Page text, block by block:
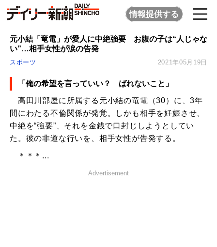
情報提供する
元小結「竜電」が愛人に中絶強要 お腹の子は“人じゃな
い”…相手女性が涙の告発
スポーツ 2021年05月19日
「俺の希望を言っていい？ ばれないこと」
高田川部屋に所属する元小結の竜電（30）に、3年
間にわたる不倫関係が発覚。しかも相手を妊娠させ、
中絶を“強要”、それを金銭で口封じしようとしてい
た。彼の非道な行いを、相手女性が告発する。
＊＊＊...
Advertisement